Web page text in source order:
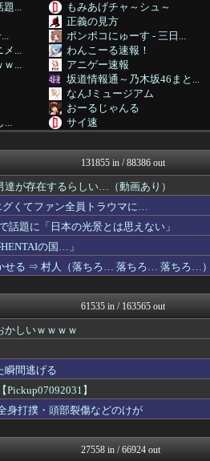
題...
もみあげチャ～シュ～
正義の見方
ポンポコにゅーす - 三日...
メ...
わんこーる速報！
ｗ...
アニゲー速報
坂道情報通～乃木坂46まと...
なんJミュージアム
おーるじゃんる
...
サイ速
プリキュアのまとめ
【サッカー まとめ】サカラ...
NO FOOTY NO L...
不思議.net - 5ch...
...
海外トークログ
...
筋肉速報
VIPPER速報
気団談
...
原神速報 | GENSHI...
ｗ
アルファルファモザイク＠ネ...
ゆめ痛 -自動車まとめブロ...
...
...
みんな知ってた？【海外の反...
...
...
日本第一！ニュース録
乃木坂46まとめ 乃木りん...
広島東洋カープまとめブログ...
...
なんじぇいスタジアム＠なん...
...
わんこーる速報！
131855 in / 88386 out
達が存在するらしい…（動画あり）
グくてファン全員トラウマに…
話題に「日本の光景とは思えない」
の国…」
せる ⇒ 村人（落ちろ… 落ちろ… 落ちろ…）
61535 in / 163565 out
かしいｗｗｗｗ
瞬間逃げる
】
身打撲・頭部裂傷などのけが
27558 in / 66924 out